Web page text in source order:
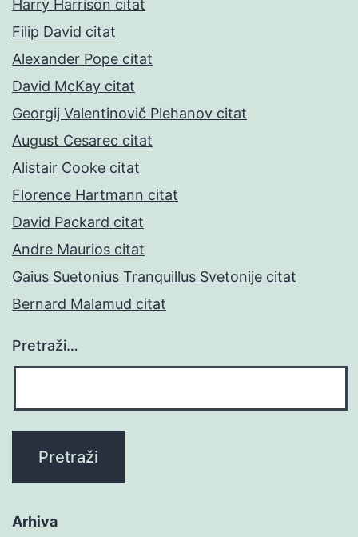
Harry Harrison citat
Filip David citat
Alexander Pope citat
David McKay citat
Georgij Valentinovič Plehanov citat
August Cesarec citat
Alistair Cooke citat
Florence Hartmann citat
David Packard citat
Andre Maurios citat
Gaius Suetonius Tranquillus Svetonije citat
Bernard Malamud citat
Pretraži…
Arhiva